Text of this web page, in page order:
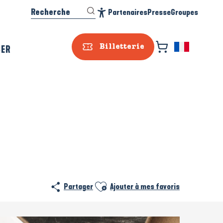
Billetterie
Recherche PartenairesPresseGroupes
Partager Ajouter aux favoris
Ajouter à mes favoris